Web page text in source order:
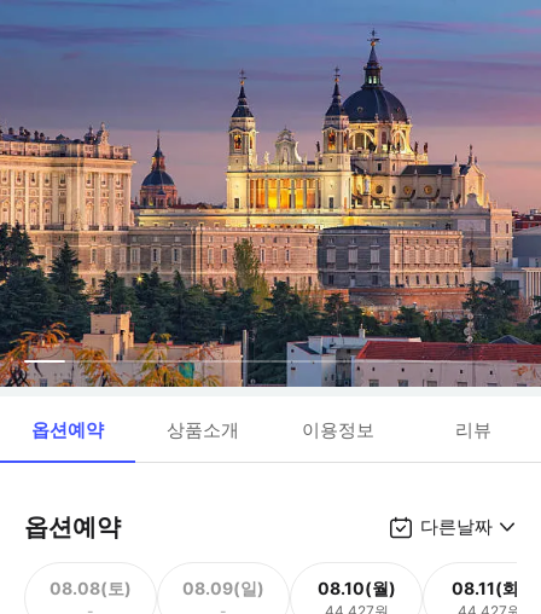
옵션예약 상품소개 이용정보 리뷰
옵션예약 다른날짜
08.08(토)
-
08.09(일)
-
08.10(월)
44,427원
08.11(화)
44,427원